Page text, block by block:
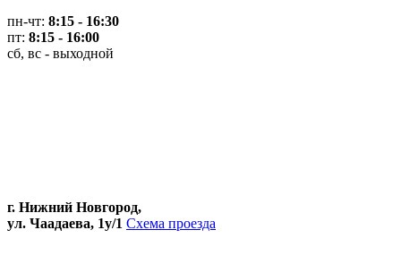
пн-чт: 8:15 - 16:30
пт: 8:15 - 16:00
сб, вс - выходной
г. Нижний Новгород,
ул. Чаадаева, 1у/1 Схема проезда